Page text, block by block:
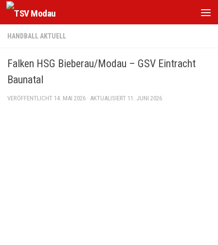
Zum Inhalt springen
HANDBALL AKTUELL
Falken HSG Bieberau/Modau – GSV Eintracht
Baunatal
VERÖFFENTLICHT 14. MAI 2026 · AKTUALISIERT 11. JUNI 2026